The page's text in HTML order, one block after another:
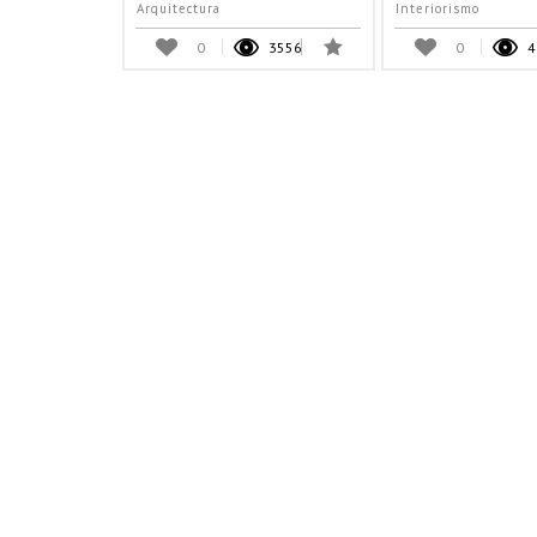
Arquitectura
0 3556
Interiorismo
0